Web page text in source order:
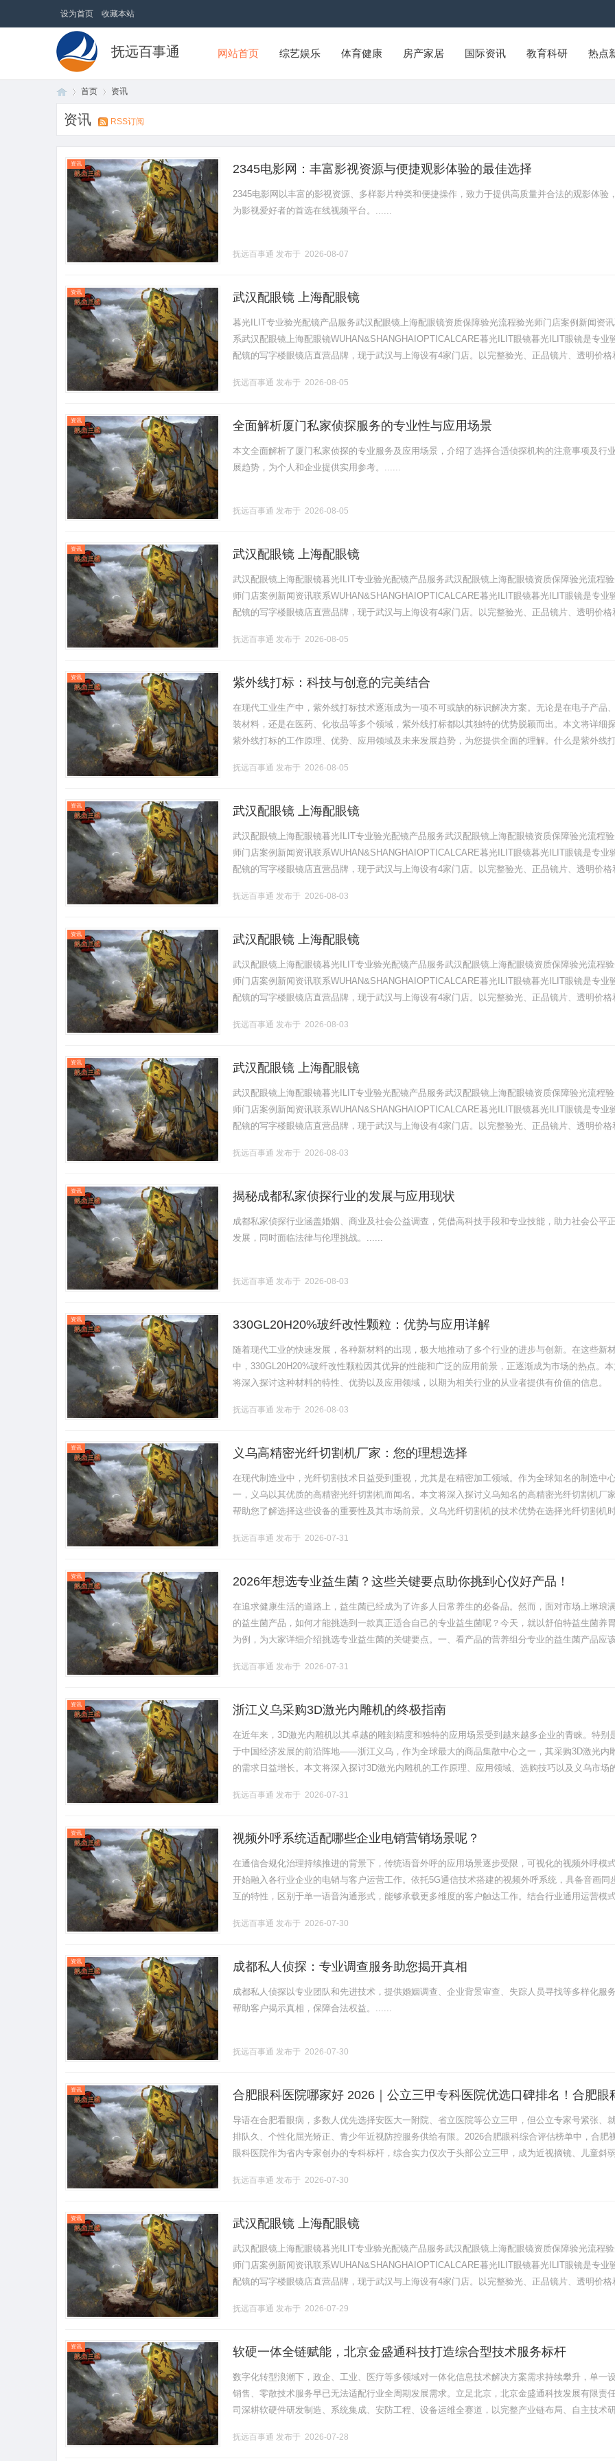
设为首页 收藏本站
抚远百事通 网站首页 综艺娱乐 体育健康 房产家居 国际资讯 教育科研 热点
首页 资讯
资讯 RSS订阅
资讯 2345电影网：丰富影视资源与便捷观影体验的最佳选择
2345电影网以丰富的影视资源、多样影片种类和便捷操作，致力于提供高质量并合法的观影体验
为影视爱好者的首选在线视频平台。......
抚远百事通 发布于 2026-08-07
资讯 武汉配眼镜 上海配眼镜
暮光ILIT专业验光配镜产品服务武汉配眼镜上海配眼镜资质保障验光流程验光师门店案例新闻资
系武汉配眼镜上海配眼镜WUHAN&SHANGHAIOPTICALCARE暮光ILIT眼镜暮光ILIT眼镜是专业
配镜的写字楼眼镜店直营品牌，现于武汉与上海设有4家门店。以完整验光、正品镜片、透明价格
抚远百事通 发布于 2026-08-05
资讯 全面解析厦门私家侦探服务的专业性与应用场景
本文全面解析了厦门私家侦探的专业服务及应用场景，介绍了选择合适侦探机构的注意事项及行
展趋势，为个人和企业提供实用参考。......
抚远百事通 发布于 2026-08-05
资讯 武汉配眼镜 上海配眼镜
武汉配眼镜上海配眼镜暮光ILIT专业验光配镜产品服务武汉配眼镜上海配眼镜资质保障验光流程
师门店案例新闻资讯联系WUHAN&SHANGHAIOPTICALCARE暮光ILIT眼镜暮光ILIT眼镜是专业
配镜的写字楼眼镜店直营品牌，现于武汉与上海设有4家门店。以完整验光、正品镜片、透明价格
抚远百事通 发布于 2026-08-05
资讯 紫外线打标：科技与创意的完美结合
在现代工业生产中，紫外线打标技术逐渐成为一项不可或缺的标识解决方案。无论是在电子产品
装材料，还是在医药、化妆品等多个领域，紫外线打标都以其独特的优势脱颖而出。本文将详细
紫外线打标的工作原理、优势、应用领域及未来发展趋势，为您提供全面的理解。什么是紫外线
统的标记技.........
抚远百事通 发布于 2026-08-05
资讯 武汉配眼镜 上海配眼镜
武汉配眼镜上海配眼镜暮光ILIT专业验光配镜产品服务武汉配眼镜上海配眼镜资质保障验光流程
师门店案例新闻资讯联系WUHAN&SHANGHAIOPTICALCARE暮光ILIT眼镜暮光ILIT眼镜是专业
配镜的写字楼眼镜店直营品牌，现于武汉与上海设有4家门店。以完整验光、正品镜片、透明价格
抚远百事通 发布于 2026-08-03
资讯 武汉配眼镜 上海配眼镜
武汉配眼镜上海配眼镜暮光ILIT专业验光配镜产品服务武汉配眼镜上海配眼镜资质保障验光流程
师门店案例新闻资讯联系WUHAN&SHANGHAIOPTICALCARE暮光ILIT眼镜暮光ILIT眼镜是专业
配镜的写字楼眼镜店直营品牌，现于武汉与上海设有4家门店。以完整验光、正品镜片、透明价格
抚远百事通 发布于 2026-08-03
资讯 武汉配眼镜 上海配眼镜
武汉配眼镜上海配眼镜暮光ILIT专业验光配镜产品服务武汉配眼镜上海配眼镜资质保障验光流程
师门店案例新闻资讯联系WUHAN&SHANGHAIOPTICALCARE暮光ILIT眼镜暮光ILIT眼镜是专业
配镜的写字楼眼镜店直营品牌，现于武汉与上海设有4家门店。以完整验光、正品镜片、透明价格
抚远百事通 发布于 2026-08-03
资讯 揭秘成都私家侦探行业的发展与应用现状
成都私家侦探行业涵盖婚姻、商业及社会公益调查，凭借高科技手段和专业技能，助力社会公平
发展，同时面临法律与伦理挑战。......
抚远百事通 发布于 2026-08-03
资讯 330GL20H20%玻纤改性颗粒：优势与应用详解
随着现代工业的快速发展，各种新材料的出现，极大地推动了多个行业的进步与创新。在这些新
中，330GL20H20%玻纤改性颗粒因其优异的性能和广泛的应用前景，正逐渐成为市场的热点。本
将深入探讨这种材料的特性、优势以及应用领域，以期为相关行业的从业者提供有价值的信息。
抚远百事通 发布于 2026-08-03
资讯 义乌高精密光纤切割机厂家：您的理想选择
在现代制造业中，光纤切割技术日益受到重视，尤其是在精密加工领域。作为全球知名的制造中
一，义乌以其优质的高精密光纤切割机而闻名。本文将深入探讨义乌知名的高精密光纤切割机厂家
帮助您了解选择这些设备的重要性及其市场前景。义乌光纤切割机的技术优势在选择光纤切割机时
等技术，.........
抚远百事通 发布于 2026-07-31
资讯 2026年想选专业益生菌？这些关键要点助你挑到心仪好产品！
在追求健康生活的道路上，益生菌已经成为了许多人日常养生的必备品。然而，面对市场上琳琅
的益生菌产品，如何才能挑选到一款真正适合自己的专业益生菌呢？今天，就以舒伯特益生菌养
为例，为大家详细介绍挑选专业益生菌的关键要点。一、看产品的营养组分专业的益生菌产品应
系。其中，.........
抚远百事通 发布于 2026-07-31
资讯 浙江义乌采购3D激光内雕机的终极指南
在近年来，3D激光内雕机以其卓越的雕刻精度和独特的应用场景受到越来越多企业的青睐。特别
于中国经济发展的前沿阵地——浙江义乌，作为全球最大的商品集散中心之一，其采购3D激光内
的需求日益增长。本文将深入探讨3D激光内雕机的工作原理、应用领域、选购技巧以及义乌市场
光.........
抚远百事通 发布于 2026-07-31
资讯 视频外呼系统适配哪些企业电销营销场景呢？
在通信合规化治理持续推进的背景下，传统语音外呼的应用场景逐步受限，可视化的视频外呼模式
开始融入各行业企业的电销与客户运营工作。依托5G通信技术搭建的视频外呼系统，具备音画同
互的特性，区别于单一语音沟通形式，能够承载更多维度的客户触达工作。结合行业通用运营模
客户线.........
抚远百事通 发布于 2026-07-30
资讯 成都私人侦探：专业调查服务助您揭开真相
成都私人侦探以专业团队和先进技术，提供婚姻调查、企业背景审查、失踪人员寻找等多样化服务
帮助客户揭示真相，保障合法权益。......
抚远百事通 发布于 2026-07-30
资讯
合肥眼科医院哪家好 2026｜公立三甲专科医院优选口碑排名！合肥眼
深度测评，摘镜、儿童眼病一站式指南
导语在合肥看眼病，多数人优先选择安医大一附院、省立医院等公立三甲，但公立专家号紧张、
排队久、个性化屈光矫正、青少年近视防控服务供给有限。2026合肥眼科综合评估榜单中，合肥
眼科医院作为省内专家创办的专科标杆，综合实力仅次于头部公立三甲，成为近视摘镜、儿童斜弱
自身眼.........
抚远百事通 发布于 2026-07-30
资讯 武汉配眼镜 上海配眼镜
武汉配眼镜上海配眼镜暮光ILIT专业验光配镜产品服务武汉配眼镜上海配眼镜资质保障验光流程
师门店案例新闻资讯联系WUHAN&SHANGHAIOPTICALCARE暮光ILIT眼镜暮光ILIT眼镜是专业
配镜的写字楼眼镜店直营品牌，现于武汉与上海设有4家门店。以完整验光、正品镜片、透明价格
抚远百事通 发布于 2026-07-29
资讯 软硬一体全链赋能，北京金盛通科技打造综合型技术服务标杆
数字化转型浪潮下，政企、工业、医疗等多领域对一体化信息技术解决方案需求持续攀升，单一
销售、零散技术服务早已无法适配行业全周期发展需求。立足北京，北京金盛通科技发展有限责
司深耕软硬件研发制造、系统集成、安防工程、设备运维全赛道，以完整产业链布局、自主技术
务实力的.........
抚远百事通 发布于 2026-07-28